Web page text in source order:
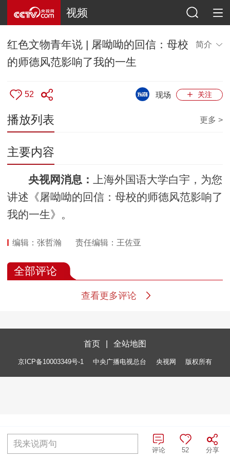
视频
红色文物青年说 | 屠呦呦的回信：母校
的师德风范影响了我的一生
简介
52 关注
现场
播放列表 更多 >
主要内容
央视网消息：
上海外国语大学白宇，为您
讲述《屠呦呦的回信：母校的师德风范影响了
我的一生》。
编辑：张哲瀚 责任编辑：王佐亚
全部评论
查看更多评论
首页 全站地图
京ICP备10003349号-1 中央广播电视总台 央视网 版权所有
我来说两句
分享
52
评论